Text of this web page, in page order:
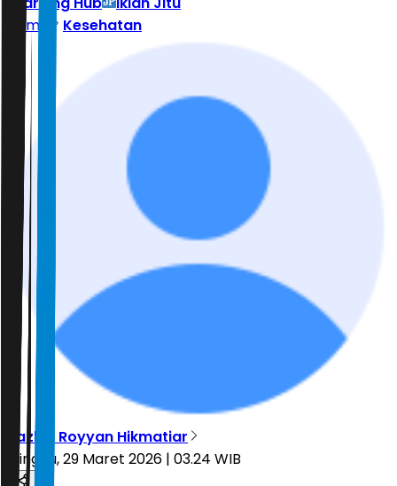
Home
Kesehatan
Tazkia Royyan Hikmatiar
Minggu, 29 Maret 2026 | 03.24 WIB